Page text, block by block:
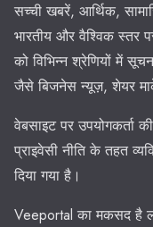
सच्ची खबरें, आर्थिक,
भारतीय और वैश्विक स्तर
को विभिन्न श्रेणियों में
जैसे बिजनेस न्यूज़, शेयर
वेबसाइट पर उपयोगकर्ता
प्राइवेसी नीति के तहत
दिया गया है।
Veeportal का मकसद है